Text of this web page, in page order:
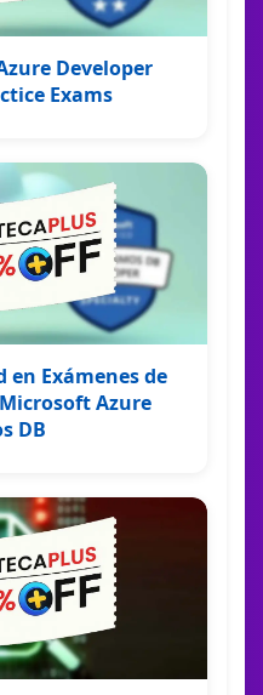
Developer
Exams
en Exámenes de
Azure
DB